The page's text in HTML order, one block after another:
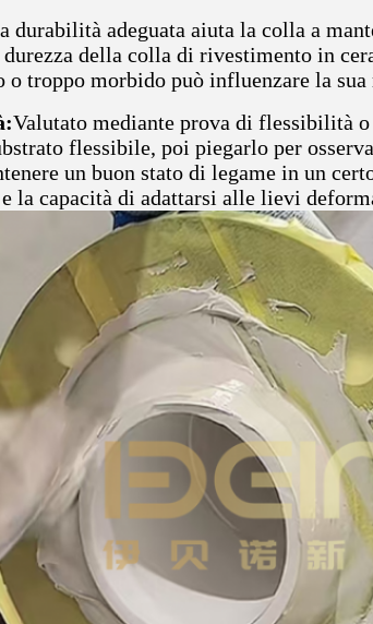
durabilità adeguata aiuta la colla a
della colla di rivestimento in
o troppo morbido può influenzare la
Valutato mediante prova di flessibilità
flessibile, poi piegarlo per
un buon stato di legame in un
la capacità di adattarsi alle lievi